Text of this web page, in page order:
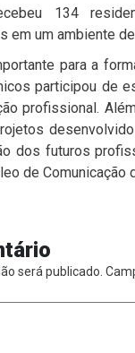
134
em um ambiente
para a
participou de
profissional.
dos futuros
de Comunicação
será publicado.